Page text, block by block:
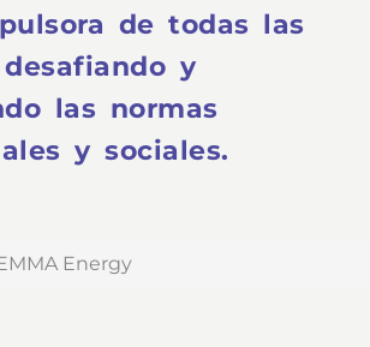
de todas las
y
las normas
y sociales.
Energy